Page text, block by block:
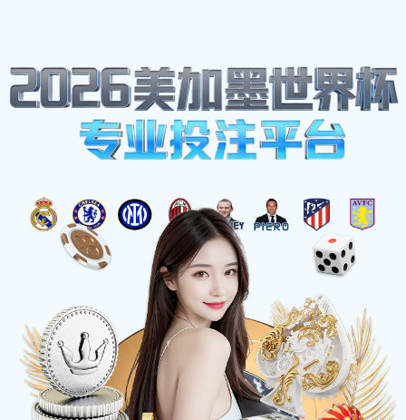
星级酒店集中空调通风系统卫生检测报
告怎么做？
时间：2025-03-21 访问量：1070